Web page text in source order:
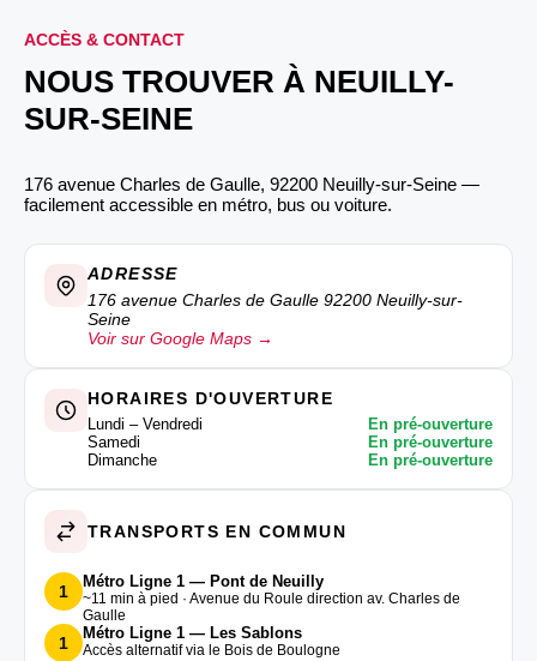
ACCÈS & CONTACT
NOUS TROUVER À NEUILLY-
SUR-SEINE
176 avenue Charles de Gaulle, 92200 Neuilly-sur-Seine —
facilement accessible en métro, bus ou voiture.
ADRESSE
176 avenue Charles de Gaulle 92200 Neuilly-sur-
Seine
Voir sur Google Maps →
HORAIRES D'OUVERTURE
Lundi – Vendredi
En pré-ouverture
Samedi
En pré-ouverture
Dimanche
En pré-ouverture
TRANSPORTS EN COMMUN
1
Métro Ligne 1 — Pont de Neuilly
~11 min à pied · Avenue du Roule direction av. Charles de
Gaulle
1
Métro Ligne 1 — Les Sablons
Accès alternatif via le Bois de Boulogne